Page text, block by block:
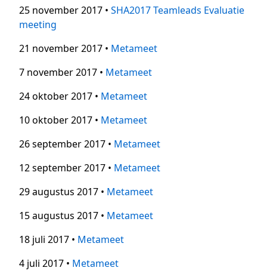
25 november 2017 • SHA2017 Teamleads Evaluatie
meeting
21 november 2017 • Metameet
7 november 2017 • Metameet
24 oktober 2017 • Metameet
10 oktober 2017 • Metameet
26 september 2017 • Metameet
12 september 2017 • Metameet
29 augustus 2017 • Metameet
15 augustus 2017 • Metameet
18 juli 2017 • Metameet
4 juli 2017 • Metameet